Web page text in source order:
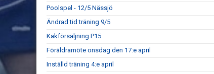
Poolspel - 12/5 Nässjö
Ändrad tid träning 9/5
Kakförsäljning P15
Föräldramöte onsdag den 17:e april
Inställd träning 4:e april